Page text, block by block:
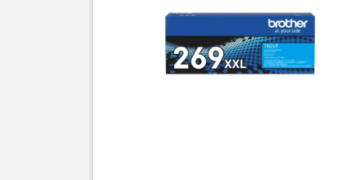
và bản
Thông tin
Loại mực: